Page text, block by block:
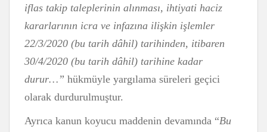
iflas takip taleplerinin alınması, ihtiyati haciz
kararlarının icra ve infazına ilişkin işlemler
22/3/2020 (bu tarih dâhil) tarihinden, itibaren
30/4/2020 (bu tarih dâhil) tarihine kadar
durur…” hükmüyle yargılama süreleri geçici
olarak durdurulmuştur.
Ayrıca kanun koyucu maddenin devamında “Bu